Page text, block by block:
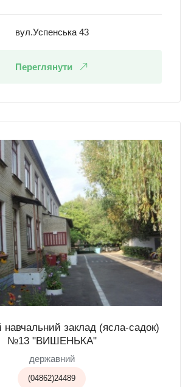
вул.Успенська 43
Переглянути
навчальний заклад (ясла-садок)
№13 "ВИШЕНЬКА"
державний
(04862)24489